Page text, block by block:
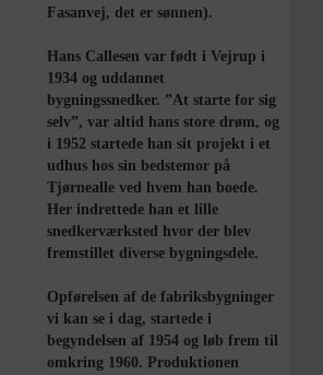
Fasanvej, det er sønnen).
Hans Callesen var født i Vejrup i
1934 og uddannet
bygningssnedker. ”At starte for sig
selv”, var altid hans store drøm, og
i 1952 startede han sit projekt i et
udhus hos sin bedstemor på
Tjørnealle ved hvem han boede.
Her indrettede han et lille
snedkerværksted hvor der blev
fremstillet diverse bygningsdele.
Opførelsen af de fabriksbygninger
vi kan se i dag, startede i
begyndelsen af 1954 og løb frem til
omkring 1960. Produktionen